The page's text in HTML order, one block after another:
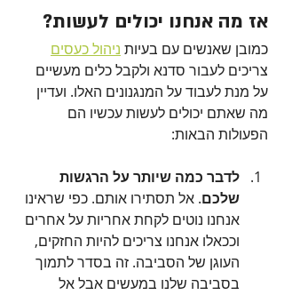
אז מה אנחנו יכולים לעשות?
כמובן שאנשים עם בעיות ניהול כעסים
צריכים לעבור סדנא ולקבל כלים מעשיים
על מנת לעבוד על המנגנונים האלו. ועדיין
מה שאתם יכולים לעשות עכשיו הם
הפעולות הבאות:
לדבר כמה שיותר על הרגשות
שלכם. אל תסתירו אותם. כפי שראינו
אנחנו נוטים לקחת אחריות על אחרים
וככאלו אנחנו צריכים להיות החזקים,
העוגן של הסביבה. זה בסדר לתמוך
בסביבה שלנו במעשים אבל אל